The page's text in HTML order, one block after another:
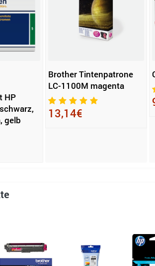
HP
gelb
Brother Tintenpatrone
LC-1100M magenta
13,14€